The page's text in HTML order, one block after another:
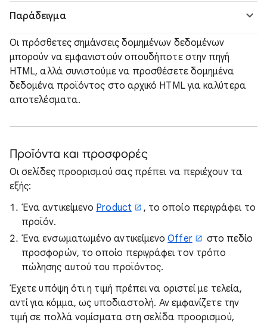
Παράδειγμα
Οι πρόσθετες σημάνσεις δομημένων δεδομένων
μπορούν να εμφανιστούν οπουδήποτε στην πηγή
HTML, αλλά συνιστούμε να προσθέσετε δομημένα
δεδομένα προϊόντος στο αρχικό HTML για καλύτερα
αποτελέσματα.
Προϊόντα και προσφορές
Οι σελίδες προορισμού σας πρέπει να περιέχουν τα
εξής:
Ένα αντικείμενο Product
, το οποίο περιγράφει το
προϊόν.
Ένα ενσωματωμένο αντικείμενοOffer
στο πεδίο
προσφορών, το οποίο περιγράφει τον τρόπο
πώλησης αυτού του προϊόντος.
Έχετε υπόψη ότι η τιμή πρέπει να οριστεί με τελεία,
αντί για κόμμα, ως υποδιαστολή. Αν εμφανίζετε την
τιμή σε πολλά νομίσματα στη σελίδα προορισμού,